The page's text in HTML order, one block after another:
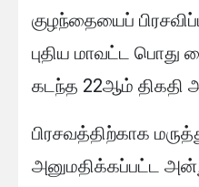
குழந்தையைப்
புதிய மாவட்ட பொது
கடந்த 22ஆம் திகதி
பிரசவத்திற்காக
அனுமதிக்கப்பட்ட